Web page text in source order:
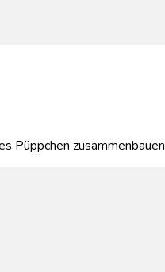
Püppchen zusammenbauen